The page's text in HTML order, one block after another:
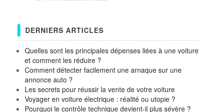
DERNIERS ARTICLES
Quelles sont les principales dépenses liées à une voiture
et comment les réduire ?
Comment détecter facilement une arnaque sur une
annonce auto ?
Les secrets pour réussir la vente de votre voiture
Voyager en voiture électrique : réalité ou utopie ?
Pourquoi le contrôle technique devient-il plus sévère ?